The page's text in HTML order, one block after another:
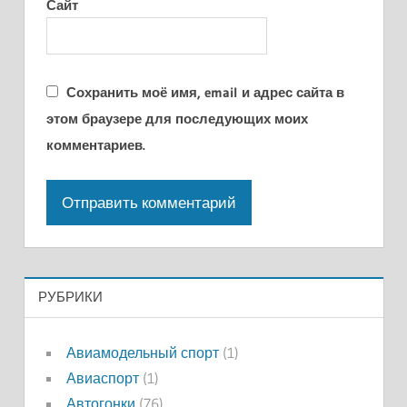
Сайт
Сохранить моё имя, email и адрес сайта в
этом браузере для последующих моих
комментариев.
РУБРИКИ
Авиамодельный спорт(1)
Авиаспорт(1)
Автогонки (76)